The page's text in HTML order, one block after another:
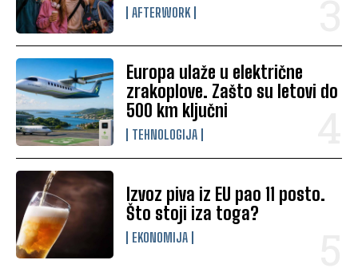
AFTERWORK
Europa ulaže u električne
zrakoplove. Zašto su letovi do
500 km ključni
TEHNOLOGIJA
Izvoz piva iz EU pao 11 posto.
Što stoji iza toga?
EKONOMIJA